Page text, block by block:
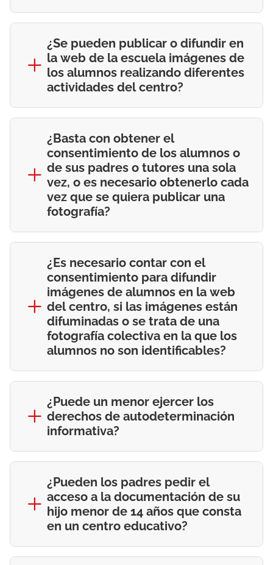
¿Se pueden publicar o difundir en
la web de la escuela imágenes de
los alumnos realizando diferentes
actividades del centro?
¿Basta con obtener el
consentimiento de los alumnos o
de sus padres o tutores una sola
vez, o es necesario obtenerlo cada
vez que se quiera publicar una
fotografía?
¿Es necesario contar con el
consentimiento para difundir
imágenes de alumnos en la web
del centro, si las imágenes están
difuminadas o se trata de una
fotografía colectiva en la que los
alumnos no son identificables?
¿Puede un menor ejercer los
derechos de autodeterminación
informativa?
¿Pueden los padres pedir el
acceso a la documentación de su
hijo menor de 14 años que consta
en un centro educativo?